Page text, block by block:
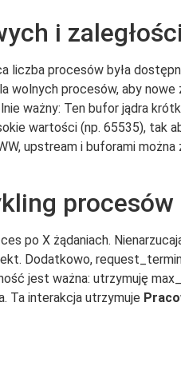
i
procesów była
procesów, aby nowe
ważny: Ten bufor jądra
wartości (np. 65535), tak
upstream i buforami
procesów
po X żądaniach.
Dodatkowo,
jest ważna: utrzymuję
Ta interakcja utrzymuje